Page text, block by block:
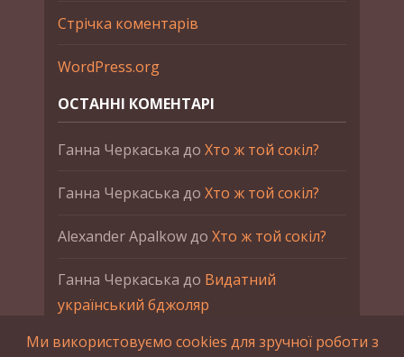
Стрічка коментарів
WordPress.org
ОСТАННІ КОМЕНТАРІ
Ганна Черкаська до Хто ж той сокіл?
Ганна Черкаська до Хто ж той сокіл?
Alexander Apalkowдо Хто ж той сокіл?
Ганна Черкаська до Видатний
український бджоляр
Ганна ЧеркаськадоПетро Франко
Ми використовуємо cookies для зручної роботи з